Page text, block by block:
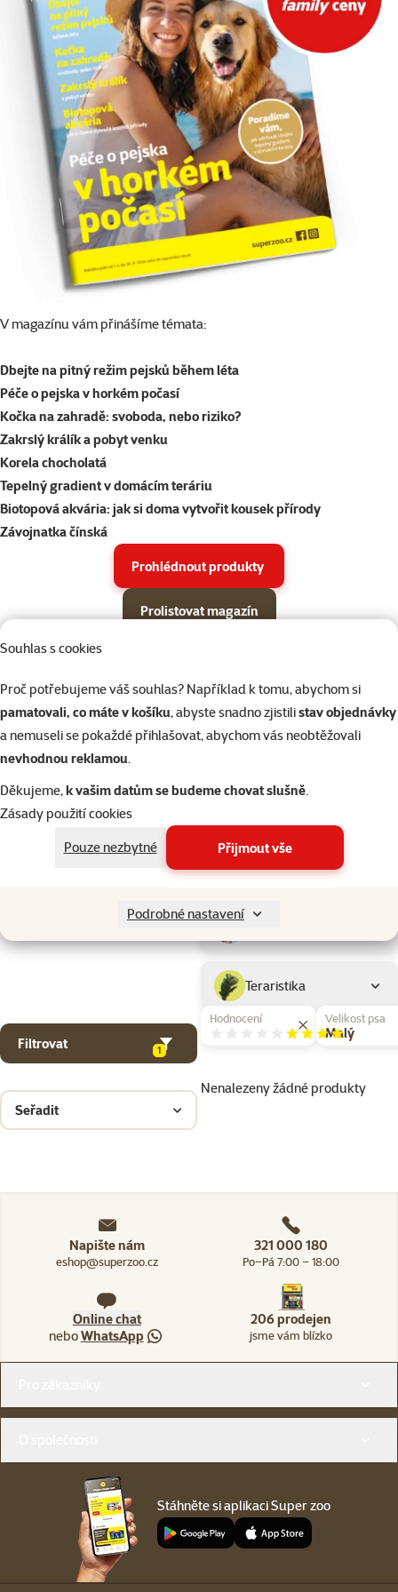
Souhlas s cookies
Proč potřebujeme váš souhlas? Například k tomu, abychom si
pamatovali, co máte v košíku, abyste snadno zjistilistav objednávky
a nemuseli se pokaždé přihlašovat, abychom vás neobtěžovali
nevhodnou reklamou.
Děkujeme,k vašim datům se budeme chovat slušně.
Zásady použití cookies
Pouze nezbytné
Přijmout vše
Podrobné nastavení
V magazínu vám přinášíme témata:
Dbejte na pitný režim pejsků během léta
Péče o pejska v horkém počasí
Kočka na zahradě: svoboda, nebo riziko?
Zakrslý králík a pobyt venku
Korela chocholatá
Tepelný gradient v domácím teráriu
Biotopová akvária: jak si doma vytvořit kousek přírody
Závojnatka čínská
Prohlédnout produkty
Prolistovat magazín
Podkategorie
Psi
Ptáci
Teraristika
Filtrovat 1
Hodnocení
Hodnocení 80%
Velikost psa
Malý
Seřadit
Nenalezeny žádné produkty
Napište nám
eshop@superzoo.cz
321 000 180
Po–Pá 7:00 – 18:00
Online chat
neboWhatsApp
206 prodejen
jsme vám blízko
Stáhněte si aplikaci Super zoo